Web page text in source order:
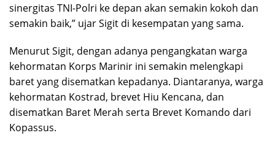
sinergitas TNI-Polri ke depan akan semakin kokoh dan
semakin baik,” ujar Sigit di kesempatan yang sama.
Menurut Sigit, dengan adanya pengangkatan warga
kehormatan Korps Marinir ini semakin melengkapi
baret yang disematkan kepadanya. Diantaranya, warga
kehormatan Kostrad, brevet Hiu Kencana, dan
disematkan Baret Merah serta Brevet Komando dari
Kopassus.